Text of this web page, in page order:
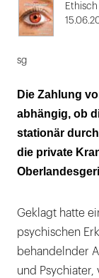
sg
Die Zahlung
abhängig, ob
stationär
die private
Geklagt hatte
psychischen
behandelnder
und